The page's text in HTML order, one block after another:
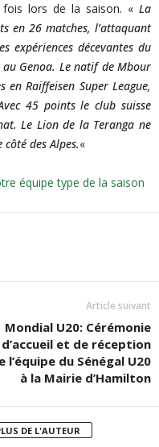
fois lors de la saison. « La
en 26 matches, l’attaquant
expériences décevantes du
Genoa. Le natif de Mbour
en Raiffeisen Super League,
45 points le club suisse
Le Lion de la Teranga ne
des Alpes.«
équipe type de la saison
Article suivant
Mondial U20: Cérémonie
d’accueil et de réception
l’équipe du Sénégal U20
à la Mairie d’Hamilton
DE L'AUTEUR